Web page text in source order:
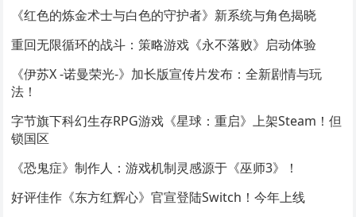
《红色的炼金术士与白色的守护者》新系统与角色揭晓
重回无限循环的战斗：策略游戏《永不落败》启动体验
《伊苏X -诺曼荣光-》加长版宣传片发布：全新剧情与玩
法！
字节旗下科幻生存RPG游戏《星球：重启》上架Steam！但
锁国区
《恐鬼症》制作人：游戏机制灵感源于《巫师3》！
好评佳作《东方红辉心》官宣登陆Switch！今年上线